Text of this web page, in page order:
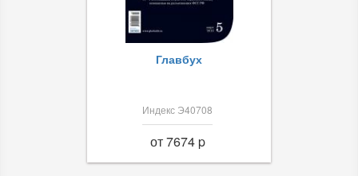
Главбух
Индекс Э40708
от 7674 p